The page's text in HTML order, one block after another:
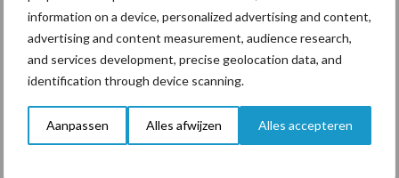
information on a device, personalized advertising and content,
advertising and content measurement, audience research,
and services development, precise geolocation data, and
identification through device scanning.
Aanpassen Alles afwijzen Alles accepteren
in de greep
De speenhuid: een vaak
onderschatte risicofactor
voor mastitis